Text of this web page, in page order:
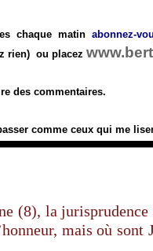
chaque matinabonnez-
rien) ou placez
des commentaires.
comme ceux qui me
(8), la
mais où sont